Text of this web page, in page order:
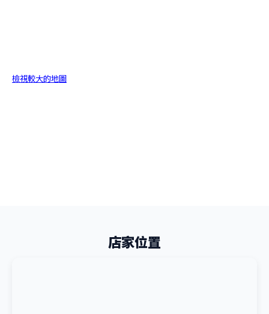
檢視較大的地圖
店家位置